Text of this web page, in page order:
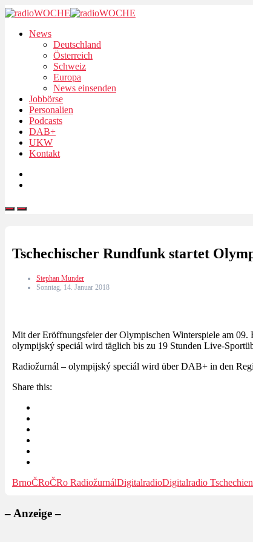
News
Deutschland
Österreich
Schweiz
Europa
News einsenden
Jobbörse
Personalien
Podcasts
DAB+
UKW
Kontakt
Tschechischer Rundfunk startet
Stephan Munder
Sonntag, 14. Januar 2018
Mit der Eröffnungsfeier der Olympischen Winterspiele am
olympijský speciál wird täglich bis zu 19 Stunden Live-
Radiožurnál – olympijský speciál wird über DAB+ in den
Share this:
BrnoČRoČRo RadiožurnálDigitalradioDigitalradio Tschechien
– Anzeige –